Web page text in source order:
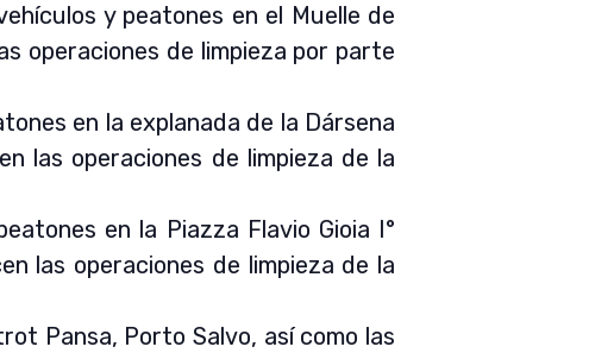
y peatones en el Muelle de
operaciones de limpieza por parte
en la explanada de la Dársena
las operaciones de limpieza de la
en la Piazza Flavio Gioia I°
las operaciones de limpieza de la
Pansa, Porto Salvo, así como las